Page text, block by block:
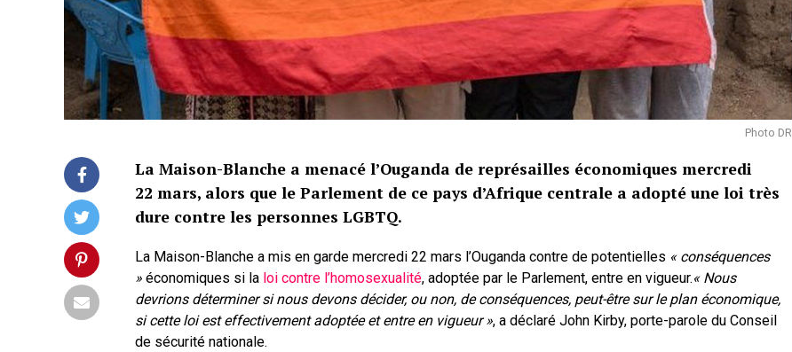
Photo DR
La Maison-Blanche a menacé l’Ouganda de représailles économiques mercredi
22 mars, alors que le Parlement de ce pays d’Afrique centrale a adopté une loi très
dure contre les personnes LGBTQ.
La Maison-Blanche a mis en garde mercredi 22 mars l’Ouganda contre de potentielles « conséquences
» économiques si la loi contre l’homosexualité, adoptée par le Parlement, entre en vigueur.« Nous
devrions déterminer si nous devons décider, ou non, de conséquences, peut-être sur le plan économique,
si cette loi est effectivement adoptée et entre en vigueur », a déclaré John Kirby, porte-parole du Conseil
de sécurité nationale.